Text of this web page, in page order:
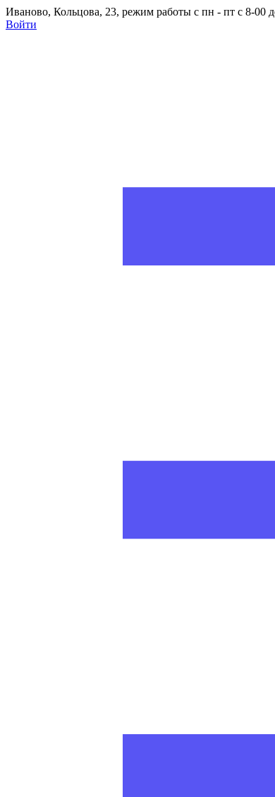
Иваново, Кольцова, 23, режим работы с пн - пт с 8-00
Войти